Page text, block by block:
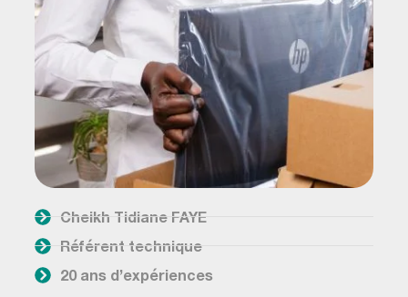
Cheikh Tidiane FAYE
Référent technique
20 ans d’expériences